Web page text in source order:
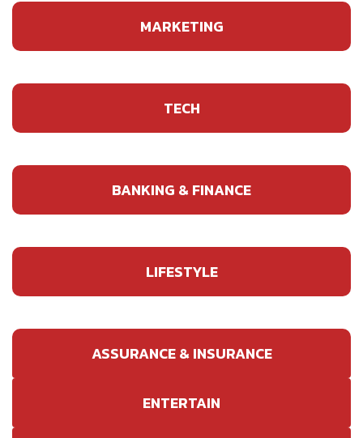
MARKETING
TECH
BANKING & FINANCE
LIFESTYLE
ASSURANCE & INSURANCE
ENTERTAIN